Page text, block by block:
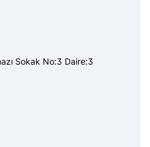
Sokak No:3 Daire:3